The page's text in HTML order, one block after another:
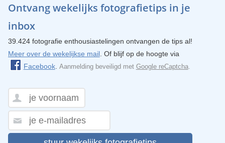
Ontvang wekelijks fotografietips in je
inbox
39.424 fotografie enthousiastelingen ontvangen de tips al!
Meer over de wekelijkse mail. Of blijf op de hoogte via
Facebook. Aanmelding beveiligd met Google reCaptcha.